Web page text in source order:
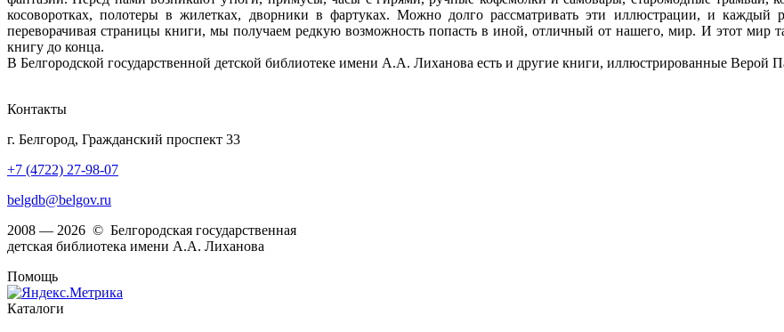
косоворотках, полотеры в жилетках, дворники в фартуках. Можно долго рассматривать эти иллюстрации, и каждый
переворачивая страницы книги, мы получаем редкую возможность попасть в иной, отличный от нашего, мир. И этот мир
книгу до конца.
В Белгородской государственной детской библиотеке имени А.А. Лиханова есть и другие книги, иллюстрированные Верой
Контакты
г. Белгород, Гражданский проспект 33
+7 (4722) 27-98-07
belgdb@belgov.ru
2008 — 2026 © Белгородская государственная
детская библиотека имени А.А. Лиханова
Помощь
Каталоги